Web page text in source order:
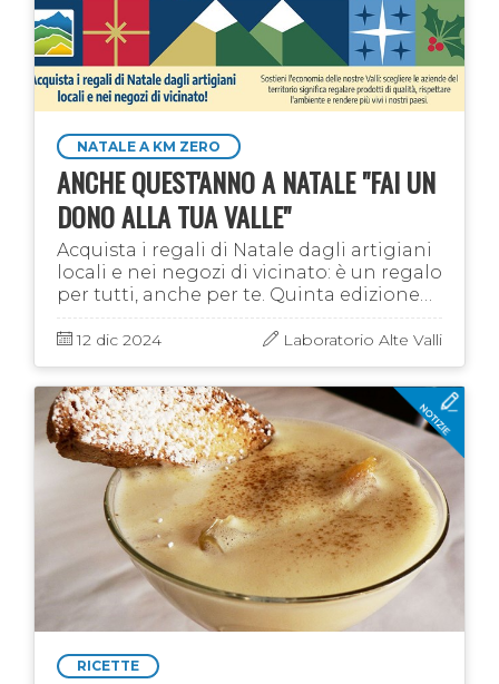
NATALE A KM ZERO
ANCHE QUEST'ANNO A NATALE "FAI UN
DONO ALLA TUA VALLE"
Acquista i regali di Natale dagli artigiani
locali e nei negozi di vicinato: è un regalo
per tutti, anche per te. Quinta edizione
della Campagna di sensibilizzazione di
CNA e Laboratorio Alte Valli, …
12 dic 2024 Laboratorio Alte Valli
RICETTE